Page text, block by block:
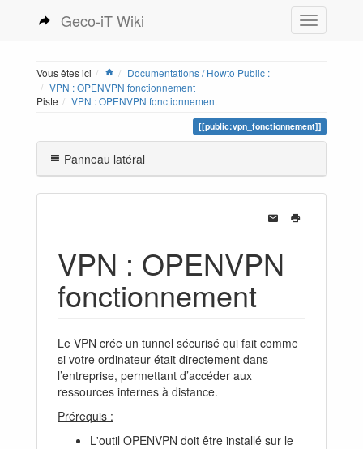
Geco-iT Wiki
Vous êtes ici
Documentations / Howto Public :
VPN : OPENVPN fonctionnement
Piste
VPN : OPENVPN fonctionnement
[[public:vpn_fonctionnement]]
Panneau latéral
VPN : OPENVPN
fonctionnement
Le VPN crée un tunnel sécurisé qui fait comme
si votre ordinateur était directement dans
l’entreprise, permettant d’accéder aux
ressources internes à distance.
Prérequis :
L'outil OPENVPN doit être installé sur le